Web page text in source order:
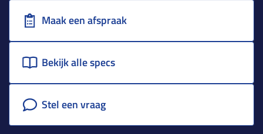
Maak een afspraak
Bekijk alle specs
Stel een vraag